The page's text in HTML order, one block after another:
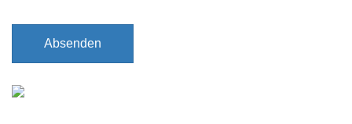
e
l
Absenden